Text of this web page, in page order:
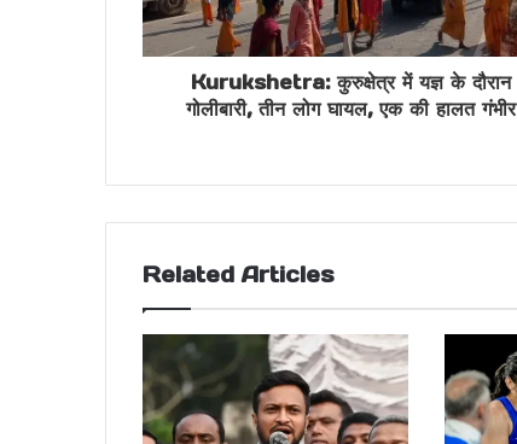
Kurukshetra: कुरुक्षेत्र में यज्ञ के दौरान
गोलीबारी, तीन लोग घायल, एक की हालत गंभीर
Related Articles